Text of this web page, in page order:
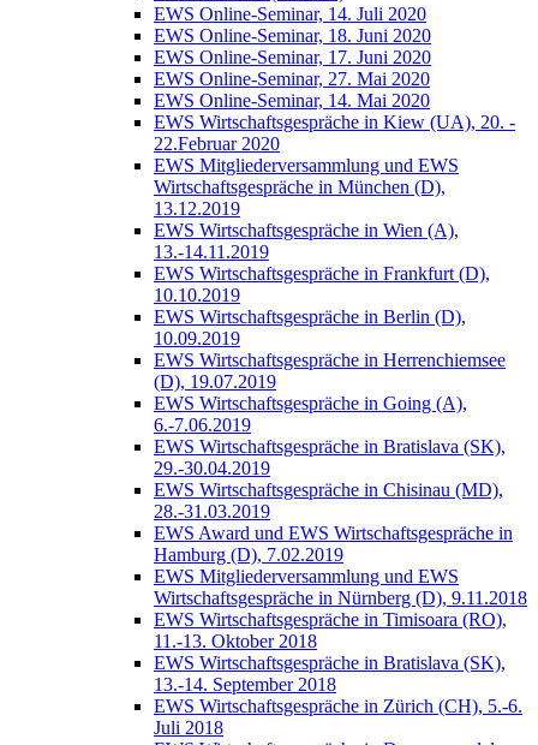
EWS Online-Seminar, 14. Juli 2020
EWS Online-Seminar, 18. Juni 2020
EWS Online-Seminar, 17. Juni 2020
EWS Online-Seminar, 27. Mai 2020
EWS Online-Seminar, 14. Mai 2020
EWS Wirtschaftsgespräche in Kiew (UA), 20. -
22.Februar 2020
EWS Mitgliederversammlung und EWS
Wirtschaftsgespräche in München (D),
13.12.2019
EWS Wirtschaftsgespräche in Wien (A),
13.-14.11.2019
EWS Wirtschaftsgespräche in Frankfurt (D),
10.10.2019
EWS Wirtschaftsgespräche in Berlin (D),
10.09.2019
EWS Wirtschaftsgespräche in Herrenchiemsee
(D), 19.07.2019
EWS Wirtschaftsgespräche in Going (A),
6.-7.06.2019
EWS Wirtschaftsgespräche in Bratislava (SK),
29.-30.04.2019
EWS Wirtschaftsgespräche in Chisinau (MD),
28.-31.03.2019
EWS Award und EWS Wirtschaftsgespräche in
Hamburg (D), 7.02.2019
EWS Mitgliederversammlung und EWS
Wirtschaftsgespräche in Nürnberg (D), 9.11.2018
EWS Wirtschaftsgespräche in Timisoara (RO),
11.-13. Oktober 2018
EWS Wirtschaftsgespräche in Bratislava (SK),
13.-14. September 2018
EWS Wirtschaftsgespräche in Zürich (CH), 5.-6.
Juli 2018